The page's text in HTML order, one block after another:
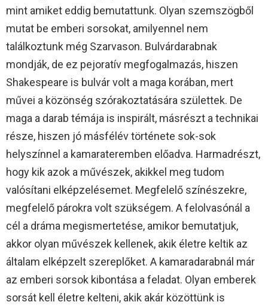
mint amiket eddig bemutattunk. Olyan szemszögből
mutat be emberi sorsokat, amilyennel nem
találkoztunk még Szarvason. Bulvárdarabnak
mondják, de ez pejoratív megfogalmazás, hiszen
Shakespeare is bulvár volt a maga korában, mert
művei a közönség szórakoztatására születtek. De
maga a darab témája is inspirált, másrészt a technikai
része, hiszen jó másfélév története sok-sok
helyszínnel a kamarateremben előadva. Harmadrészt,
hogy kik azok a művészek, akikkel meg tudom
valósítani elképzelésemet. Megfelelő színészekre,
megfelelő párokra volt szükségem. A felolvasónál a
cél a dráma megismertetése, amikor bemutatjuk,
akkor olyan művészek kellenek, akik életre keltik az
általam elképzelt szereplőket. A kamaradarabnál már
az emberi sorsok kibontása a feladat. Olyan emberek
sorsát kell életre kelteni, akik akár közöttünk is